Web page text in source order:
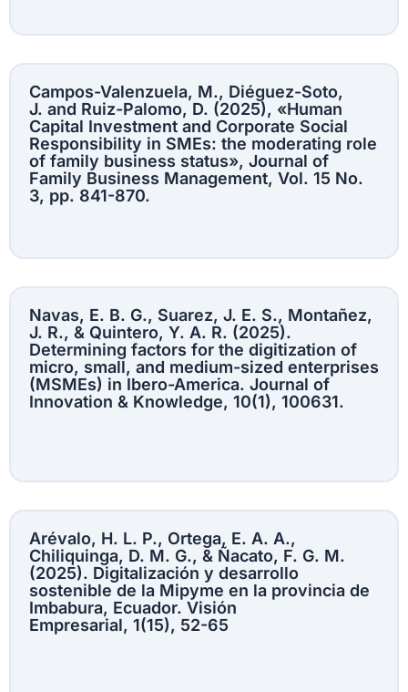
Campos-Valenzuela, M., Diéguez-Soto,
J. and Ruiz-Palomo, D. (2025), «Human
Capital Investment and Corporate Social
Responsibility in SMEs: the moderating role
of family business status», Journal of
Family Business Management, Vol. 15 No.
3, pp. 841-870.
Navas, E. B. G., Suarez, J. E. S., Montañez,
J. R., & Quintero, Y. A. R. (2025).
Determining factors for the digitization of
micro, small, and medium-sized enterprises
(MSMEs) in Ibero-America. Journal of
Innovation & Knowledge, 10(1), 100631.
Arévalo, H. L. P., Ortega, E. A. A.,
Chiliquinga, D. M. G., & Ñacato, F. G. M.
(2025). Digitalización y desarrollo
sostenible de la Mipyme en la provincia de
Imbabura, Ecuador. Visión
Empresarial, 1(15), 52-65